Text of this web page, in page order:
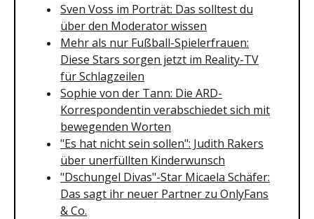
Sven Voss im Porträt: Das solltest du
über den Moderator wissen
Mehr als nur Fußball-Spielerfrauen:
Diese Stars sorgen jetzt im Reality-TV
für Schlagzeilen
Sophie von der Tann: Die ARD-
Korrespondentin verabschiedet sich mit
bewegenden Worten
"Es hat nicht sein sollen": Judith Rakers
über unerfüllten Kinderwunsch
"Dschungel Divas"-Star Micaela Schäfer:
Das sagt ihr neuer Partner zu OnlyFans
& Co.